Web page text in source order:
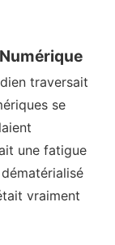
traversait
se
une fatigue
vraiment